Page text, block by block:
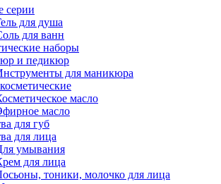
серии
для душа
для ванн
наборы
и педикюр
для маникюра
масло
масло
для губ
для лица
умывания
для лица
тоники, молочко для лица